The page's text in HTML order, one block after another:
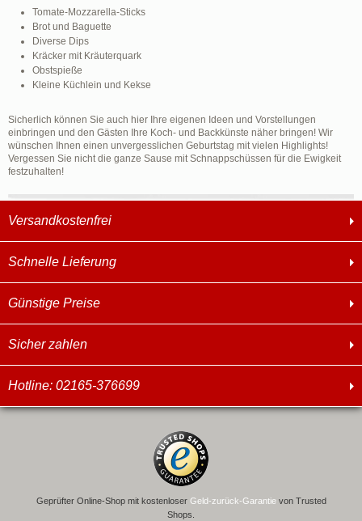
Versandkostenfrei
Schnelle Lieferung
Günstige Preise
Sicher zahlen
Hotline: 02165-376699
Tomate-Mozzarella-Sticks
Brot und Baguette
Diverse Dips
Kräcker mit Kräuterquark
Obstspieße
Kleine Küchlein und Kekse
Sicherlich können Sie auch hier Ihre eigenen Ideen und Vorstellungen
einbringen und den Gästen Ihre Koch- und Backkünste näher bringen! Wir
wünschen Ihnen einen unvergesslichen Geburtstag mit vielen Highlights!
Vergessen Sie nicht die ganze Sause mit Schnappschüssen für die Ewigkeit
festzuhalten!
Geprüfter Online-Shop mit kostenloser Geld-zurück-Garantievon Trusted
Shops.